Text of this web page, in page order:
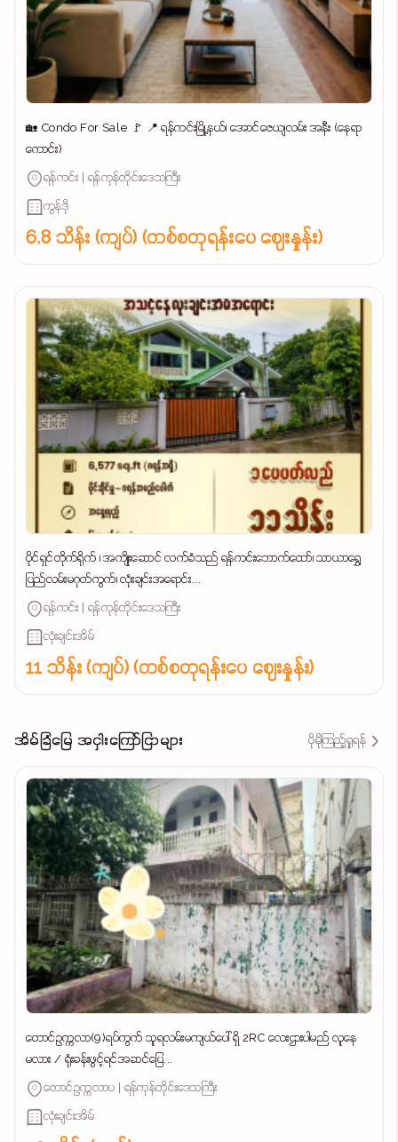
🏡 Condo For Sale 🚩 📍 ရန်ကင်းမြို့နယ်၊ အောင်ဇေယျလမ်း အနီး (နေရာ
ကောင်း)
ရန်ကင်း | ရန်ကုန်တိုင်းဒေသကြီး
ကွန်ဒို
6.8 သိန်း (ကျပ်) (တစ်စတုရန်းပေ ဈေးနှုန်း)
ပိုင်ရှင်တိုက်ရိုက် ၊ အကျိုးဆောင် လက်ခံသည် ရန်ကင်းဘောက်ထော်၊ သာယာရွှေ
ပြည်လမ်းမဂုတ်ကွက်၊ လုံးချင်းအရောင်း...
ရန်ကင်း | ရန်ကုန်တိုင်းဒေသကြီး
လုံးချင်းအိမ်
11 သိန်း (ကျပ်) (တစ်စတုရန်းပေ ဈေးနှုန်း)
အိမ်ခြံမြေ အငှါးကြော်ငြာများ ပိုမိုကြည့်ရှုရန်
တောင်ဥက္ကလာ(9)ရပ်ကွက် သူရလမ်းမကျယ်ပေါ် ရှိ 2RC လေးဌားပါမည် လူနေ
မလား / ရုံးခန်းဖွင့်ရင်အဆင်ပြေ...
တောင်ဥက္ကလာပ | ရန်ကုန်တိုင်းဒေသကြီး
လုံးချင်းအိမ်